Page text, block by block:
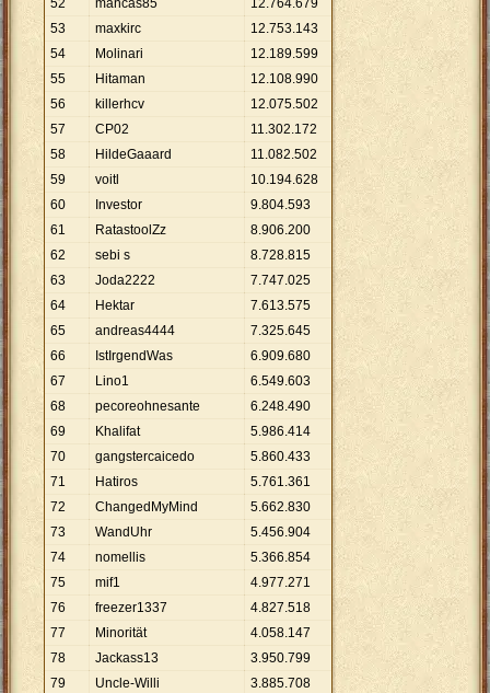
52
mancas85 12.764.679
53
maxkirc 12.753.143
54
Molinari 12.189.599
55
Hitaman 12.108.990
56
killerhcv 12.075.502
57
CP02 11.302.172
58
HildeGaaard 11.082.502
59
voitl 10.194.628
60
Investor 9.804.593
61
RatastoolZz 8.906.200
62
sebi s 8.728.815
63
Joda2222 7.747.025
64
Hektar 7.613.575
65
andreas4444 7.325.645
66
IstIrgendWas 6.909.680
67
Lino1 6.549.603
68
pecoreohnesante 6.248.490
69
Khalifat 5.986.414
70
gangstercaicedo 5.860.433
71
Hatiros 5.761.361
72
ChangedMyMind 5.662.830
73
WandUhr 5.456.904
74
nomellis 5.366.854
75
mif1 4.977.271
76
freezer1337 4.827.518
77
Minorität 4.058.147
78
Jackass13 3.950.799
79
Uncle-Willi 3.885.708